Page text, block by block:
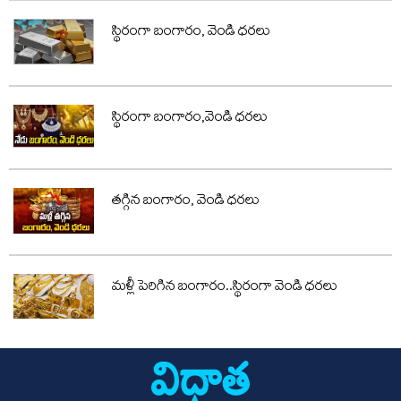
స్థిరంగా బంగారం, వెండి ధరలు
స్థిరంగా బంగారం,వెండి ధరలు
తగ్గిన బంగారం, వెండి ధరలు
మళ్లీ పెరిగిన బంగారం..స్థిరంగా వెండి ధరలు